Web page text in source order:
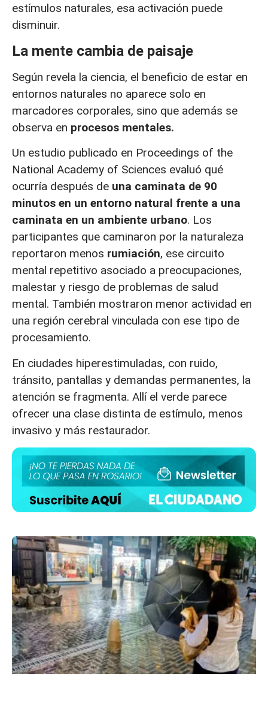
estímulos naturales, esa activación puede
disminuir.
La mente cambia de paisaje
Según revela la ciencia, el beneficio de estar en
entornos naturales no aparece solo en
marcadores corporales, sino que además se
observa en procesos mentales.
Un estudio publicado en Proceedings of the
National Academy of Sciences evaluó qué
ocurría después de una caminata de 90
minutos en un entorno natural frente a una
caminata en un ambiente urbano. Los
participantes que caminaron por la naturaleza
reportaron menos rumiación, ese circuito
mental repetitivo asociado a preocupaciones,
malestar y riesgo de problemas de salud
mental. También mostraron menor actividad en
una región cerebral vinculada con ese tipo de
procesamiento.
En ciudades hiperestimuladas, con ruido,
tránsito, pantallas y demandas permanentes, la
atención se fragmenta. Allí el verde parece
ofrecer una clase distinta de estímulo, menos
invasivo y más restaurador.